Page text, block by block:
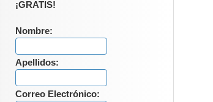
¡GRATIS!
Nombre:
Apellidos:
Correo Electrónico: